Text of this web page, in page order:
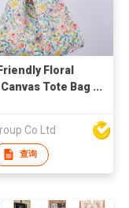
Floral
Tote Bag
Hobo Bag
Straps
Co Ltd
查询